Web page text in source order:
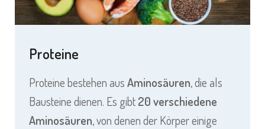
Proteine
Proteine bestehen ausAminosäuren, die als
Bausteine dienen. Es gibt20 verschiedene
Aminosäuren, von denen der Körper einige